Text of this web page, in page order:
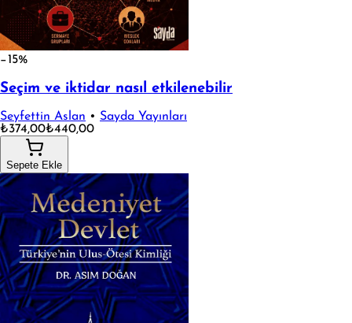
−15%
Seçim ve iktidar nasıl etkilenebilir
Seyfettin Aslan • Sayda Yayınları
₺374,00₺440,00
Sepete Ekle